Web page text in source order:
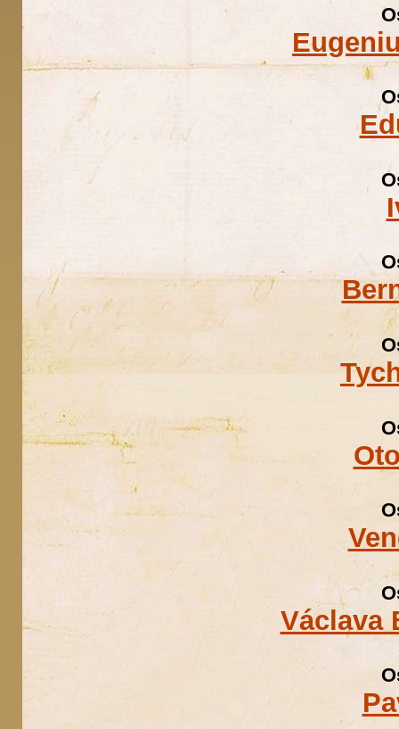
Václava